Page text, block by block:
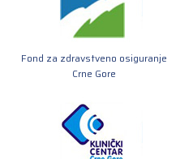
Fond za zdravstveno osiguranje
Crne Gore